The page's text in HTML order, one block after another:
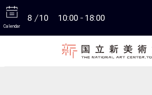
Calendar
8 10 10:00 18:00